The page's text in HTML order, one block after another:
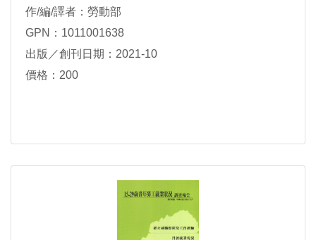
作/編/譯者：勞動部
GPN：1011001638
出版／創刊日期：2021-10
價格：200